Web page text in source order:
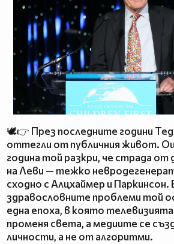
🕊️👉 През последните години
оттегли от публичния живот.
година той разкри, че страда от
на Леви — тежко
сходно с Алцхаймер и Паркинсон.
здравословните проблеми той
една епоха, в която
променя света, а медиите се
личности, а не от алгоритми.